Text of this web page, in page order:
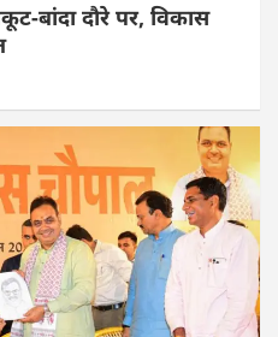
बांदा दौरे पर, विकास